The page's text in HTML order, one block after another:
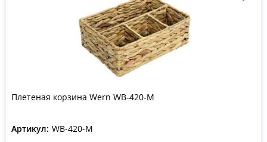
Плетеная корзина Wern WB-420-M
Артикул: WB-420-M